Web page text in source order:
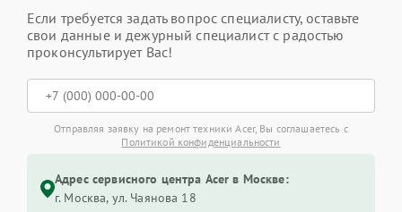
Если требуется задать вопрос специалисту, оставьте
свои данные и дежурный специалист с радостью
проконсультирует Вас!
Отправляя заявку на ремонт техники Acer, Вы соглашаетесь с
Политикой конфиденциальности
Адрес сервисного центра Acer в Москве:
г. Москва, ул. Чаянова 18